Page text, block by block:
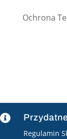
Ochrona

Regulamin